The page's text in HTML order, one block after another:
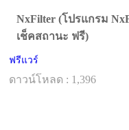
NxFilter (โปรแกรม
เช็คสถานะ ฟรี)
ฟรีแวร์
ดาวน์โหลด : 1,396